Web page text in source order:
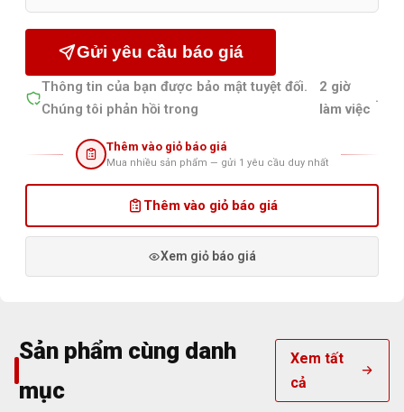
Gửi yêu cầu báo giá
Thông tin của bạn được bảo mật tuyệt đối.
Chúng tôi phản hồi trong
2 giờ
làm việc
.
Thêm vào giỏ báo giá
Mua nhiều sản phẩm — gửi 1 yêu cầu duy nhất
Thêm vào giỏ báo giá
Xem giỏ báo giá
Sản phẩm cùng danh
mục
Xem tất
cả